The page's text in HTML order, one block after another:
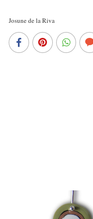
Josune de la Riva